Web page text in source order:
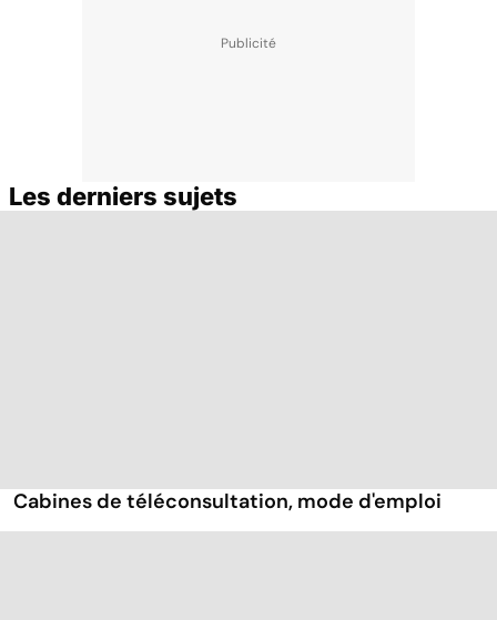
Les derniers sujets
Cabines de téléconsultation, mode d'emploi